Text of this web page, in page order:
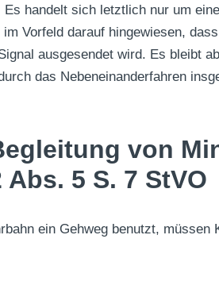
handelt sich letztlich nur um
Vorfeld darauf hingewiesen,
ausgesendet wird. Es bleibt
das Nebeneinanderfahren
von
5 S. 7 StVO
ein Gehweg benutzt, müssen